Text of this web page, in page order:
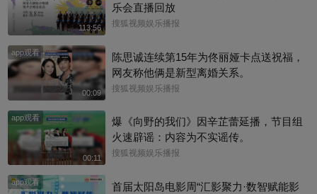
113:56
乐会直播回放
搜狐视频娱乐播报
app观看
00:09
陈思诚连续第15年为佟丽娅卡点送祝福，
网友称他俩是新型离婚关系。
搜狐视频娱乐播报
app观看
00:11
爆《向野的我们》因辛芷蕾延播，节目组
火速辟谣：内容为不实谣传。
搜狐视频娱乐播报
app观看
首届太阳岛电影周“汇影聚力·数智赋能影